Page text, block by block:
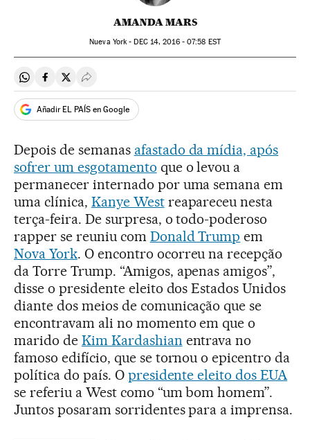
AMANDA MARS
Nueva York -DEC14, 2016 - 07:58 EST
Compartir en Whatsapp
Compartir en Facebook
Compartir en Twitter
Desplegar Redes Sociales
Añadir EL PAÍS en Google
Depois de semanas afastado da mídia, após
sofrer um esgotamento que o levou a
permanecer internado por uma semana em
uma clínica, Kanye Westreapareceu nesta
terça-feira. De surpresa, o todo-poderoso
rapper se reuniu com Donald Trump em
Nova York. O encontro ocorreu na recepção
da Torre Trump. “Amigos, apenas amigos”,
disse o presidente eleito dos Estados Unidos
diante dos meios de comunicação que se
encontravam ali no momento em que o
marido de Kim Kardashian entrava no
famoso edifício, que se tornou o epicentro da
política do país. O presidente eleito dos EUA
se referiu a West como “um bom homem”.
Juntos posaram sorridentes para a imprensa.